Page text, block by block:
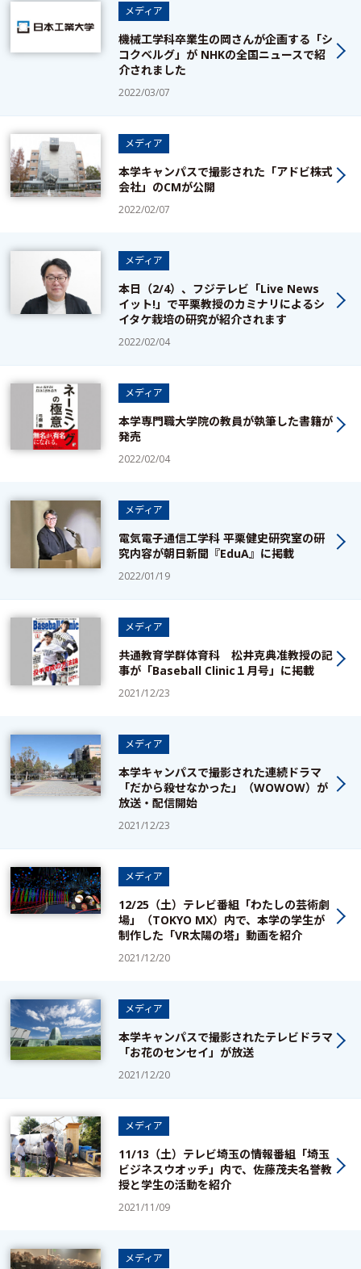
メディア
機械工学科卒業生の岡さんが企画する「シ
コクベルグ」が NHKの全国ニュースで紹
介されました
2022/03/07
メディア
本学キャンパスで撮影された「アドビ株式
会社」のCMが公開
2022/02/07
メディア
本日（2/4）、フジテレビ「Live News
イット!」で平栗教授のカミナリによるシ
イタケ栽培の研究が紹介されます
2022/02/04
メディア
本学専門職大学院の教員が執筆した書籍が
発売
2022/02/04
メディア
電気電子通信工学科 平栗健史研究室の研
究内容が朝日新聞『EduA』に掲載
2022/01/19
メディア
共通教育学群体育科 松井克典准教授の記
事が「Baseball Clinic１月号」に掲載
2021/12/23
メディア
本学キャンパスで撮影された連続ドラマ
「だから殺せなかった」（WOWOW）が
放送・配信開始
2021/12/23
メディア
12/25（土）テレビ番組「わたしの芸術劇
場」（TOKYO MX）内で、本学の学生が
制作した「VR太陽の塔」動画を紹介
2021/12/20
メディア
本学キャンパスで撮影されたテレビドラマ
「お花のセンセイ」が放送
2021/12/20
メディア
11/13（土）テレビ埼玉の情報番組「埼玉
ビジネスウオッチ」内で、佐藤茂夫名誉教
授と学生の活動を紹介
2021/11/09
メディア